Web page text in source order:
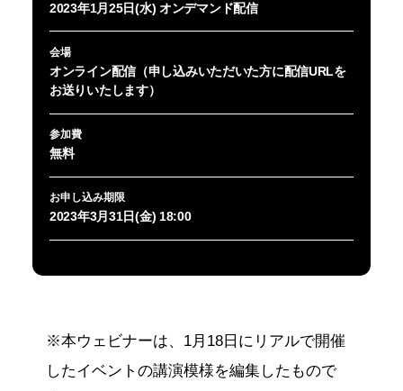
2023年1月25日(水) オンデマンド配信
会場
オンライン配信（申し込みいただいた方に配信URLを
お送りいたします）
参加費
無料
お申し込み期限
2023年3月31日(金) 18:00
※本ウェビナーは、1月18日にリアルで開催
したイベントの講演模様を編集したもので